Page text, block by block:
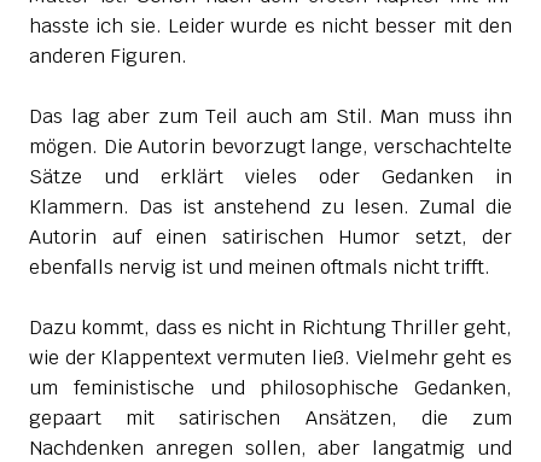
hasste ich sie. Leider wurde es nicht besser mit den
anderen Figuren.
Das lag aber zum Teil auch am Stil. Man muss ihn
mögen. Die Autorin bevorzugt lange, verschachtelte
Sätze und erklärt vieles oder Gedanken in
Klammern. Das ist anstehend zu lesen. Zumal die
Autorin auf einen satirischen Humor setzt, der
ebenfalls nervig ist und meinen oftmals nicht trifft.
Dazu kommt, dass es nicht in Richtung Thriller geht,
wie der Klappentext vermuten ließ. Vielmehr geht es
um feministische und philosophische Gedanken,
gepaart mit satirischen Ansätzen, die zum
Nachdenken anregen sollen, aber langatmig und